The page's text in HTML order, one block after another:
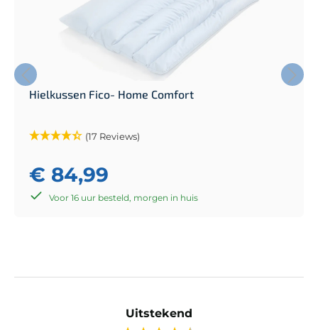
Hielkussen Fico- Home Comfort
(17 Reviews)
€ 84,99
Voor 16 uur besteld, morgen in huis
Uitstekend